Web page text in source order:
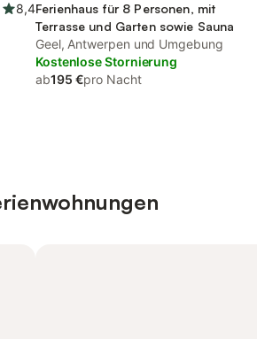
8,4Ferienhaus für 8 Personen, mit
Terrasse und Garten sowie Sauna
Geel, Antwerpen und Umgebung
Kostenlose Stornierung
ab195 €pro Nacht